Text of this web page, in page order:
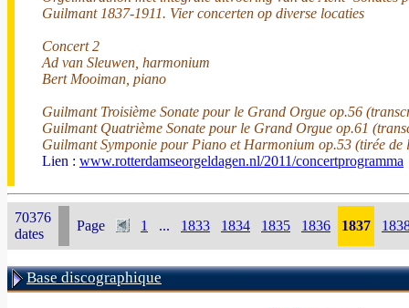
Guilmant 1837-1911. Vier concerten op diverse locaties
Concert 2
Ad van Sleuwen, harmonium
Bert Mooiman, piano
Guilmant Troisième Sonate pour le Grand Orgue op.56
Guilmant Quatrième Sonate pour le Grand Orgue op.61
Guilmant Symponie pour Piano et Harmonium op.53 (tirée de
Lien : www.rotterdamseorgeldagen.nl/2011/concertprogramma
70376
dates
Page 1 ... 1833 1834 1835 1836 1837
Base discographique